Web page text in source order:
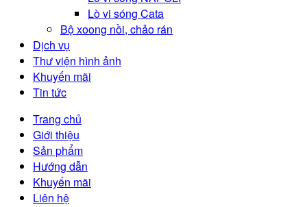
Lò vi sóng Cata
Bộ xoong nồi, chảo rán
Dịch vụ
Thư viện hình ảnh
Khuyến mãi
Tin tức
Trang chủ
Giới thiệu
Sản phẩm
Hướng dẫn
Khuyến mãi
Liên hệ